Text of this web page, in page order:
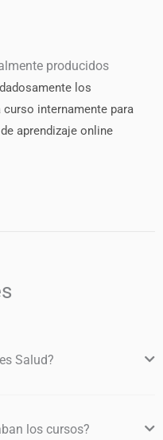
producidos
los
internamente para
aprendizaje online
Salud?
los cursos?